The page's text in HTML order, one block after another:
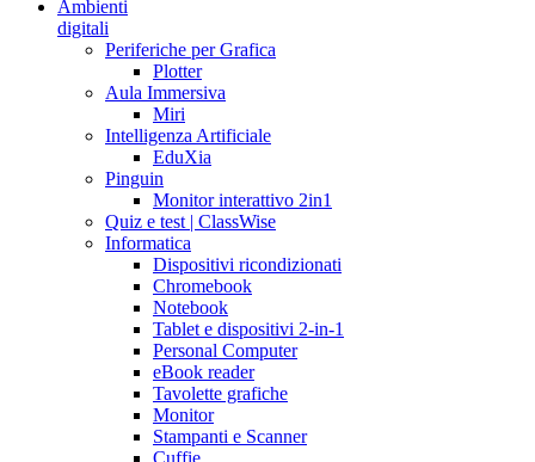
Ambienti
digitali
Periferiche per Grafica
Plotter
Aula Immersiva
Miri
Intelligenza Artificiale
EduXia
Pinguin
Monitor interattivo 2in1
Quiz e test | ClassWise
Informatica
Dispositivi ricondizionati
Chromebook
Notebook
Tablet e dispositivi 2-in-1
Personal Computer
eBook reader
Tavolette grafiche
Monitor
Stampanti e Scanner
Cuffie